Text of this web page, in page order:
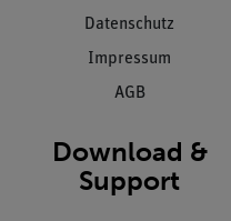
Datenschutz
Impressum
AGB
Download &
Support